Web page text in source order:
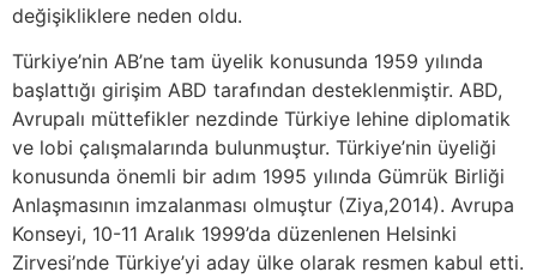
değişikliklere neden oldu.
Türkiye’nin AB’ne tam üyelik konusunda 1959 yılında
başlattığı girişim ABD tarafından desteklenmiştir. ABD,
Avrupalı müttefikler nezdinde Türkiye lehine diplomatik
ve lobi çalışmalarında bulunmuştur. Türkiye’nin üyeliği
konusunda önemli bir adım 1995 yılında Gümrük Birliği
Anlaşmasının imzalanması olmuştur (Ziya,2014). Avrupa
Konseyi, 10-11 Aralık 1999’da düzenlenen Helsinki
Zirvesi’nde Türkiye’yi aday ülke olarak resmen kabul etti.